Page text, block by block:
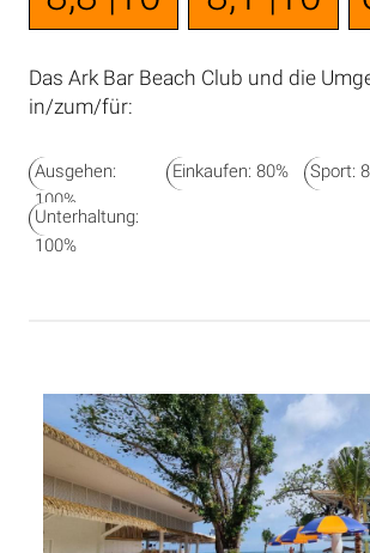
Das Ark Bar Beach Club und die
in/zum/für:
Ausgehen:
100%
Einkaufen: 80% Sport:
Unterhaltung:
100%